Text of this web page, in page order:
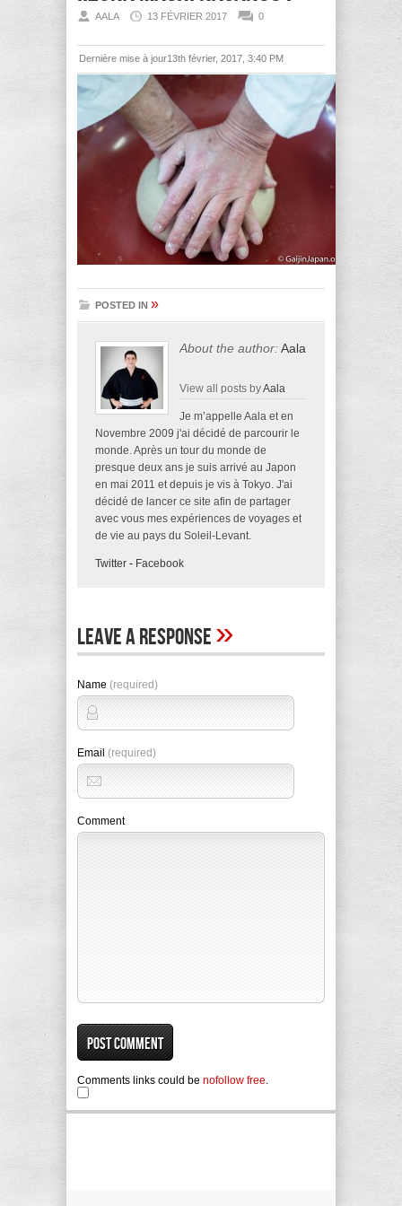
AALA 13 FÉVRIER 2017 0
Dernière mise à jour13th février, 2017, 3:40 PM
POSTED IN »
About the author:Aala
View all posts byAala
Je m’appelle Aala et en
Novembre 2009 j'ai décidé de parcourir le
monde. Après un tour du monde de
presque deux ans je suis arrivé au Japon
en mai 2011 et depuis je vis à Tokyo. J'ai
décidé de lancer ce site afin de partager
avec vous mes expériences de voyages et
de vie au pays du Soleil-Levant.
Twitter - Facebook
Leave A Response»
Name (required)
Email (required)
Comment
Comments links could be nofollow free.